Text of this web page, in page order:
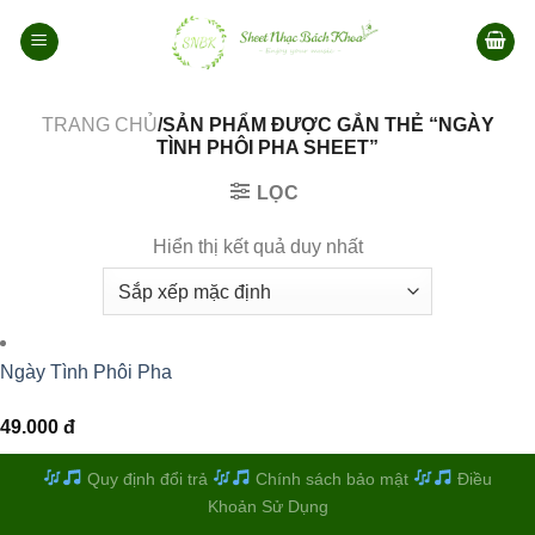
qua
TRANG CHỦ/SẢN PHẨM ĐƯỢC GẮN THẺ “NGÀY
TÌNH PHÔI PHA SHEET”
LỌC
Hiển thị kết quả duy nhất
Ngày Tình Phôi Pha
49.000 đ
Quy định đổi trả Chính sách bảo mật
Điều
Khoản Sử Dụng